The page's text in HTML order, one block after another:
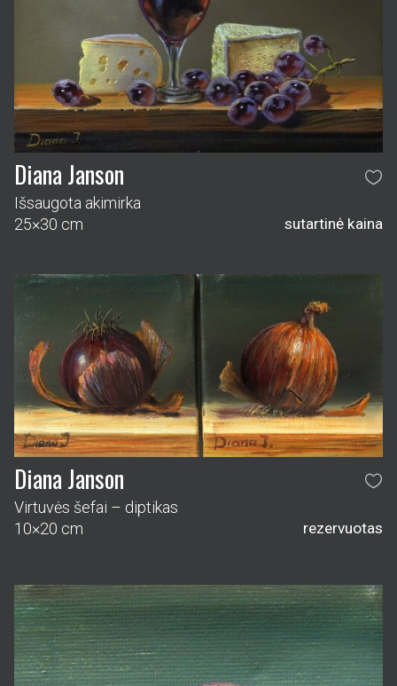
Diana Janson
Išsaugota akimirka
25×30 cm
sutartinė kaina
Diana Janson
Virtuvės šefai – diptikas
10×20 cm
rezervuotas